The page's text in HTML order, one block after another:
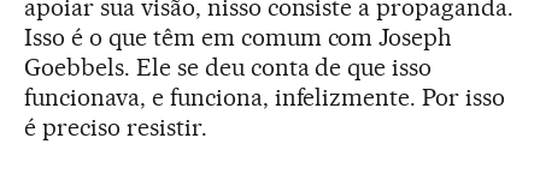
apoiar sua visão, nisso consiste a propaganda.
Isso é o que têm em comum com Joseph
Goebbels. Ele se deu conta de que isso
funcionava, e funciona, infelizmente. Por isso
é preciso resistir.